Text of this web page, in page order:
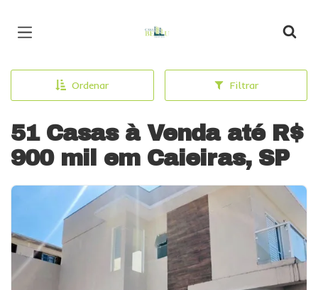
Ordenar Filtrar
51 Casas à Venda até R$
900 mil em Caieiras, SP